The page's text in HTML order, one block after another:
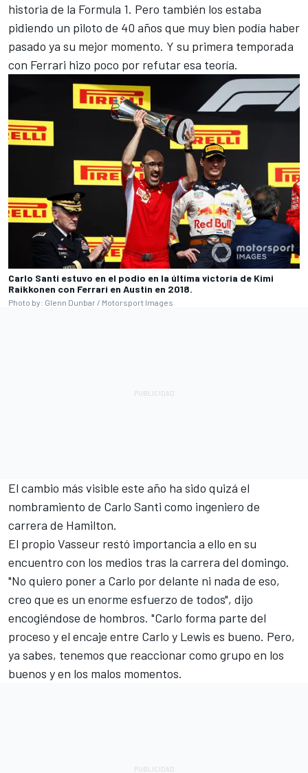
historia de la Formula 1. Pero también los estaba
pidiendo un piloto de 40 años que muy bien podía haber
pasado ya su mejor momento. Y su primera temporada
con Ferrari hizo poco por refutar esa teoría.
Carlo Santi estuvo en el podio en la última victoria de Kimi
Raikkonen con Ferrari en Austin en 2018.
Photo by: Glenn Dunbar / Motorsport Images
El cambio más visible este año ha sido quizá el
nombramiento de Carlo Santi como ingeniero de
carrera de Hamilton.
El propio Vasseur restó importancia a ello en su
encuentro con los medios tras la carrera del domingo.
"No quiero poner a Carlo por delante ni nada de eso,
creo que es un enorme esfuerzo de todos", dijo
encogiéndose de hombros. "Carlo forma parte del
proceso y el encaje entre Carlo y Lewis es bueno. Pero,
ya sabes, tenemos que reaccionar como grupo en los
buenos y en los malos momentos.